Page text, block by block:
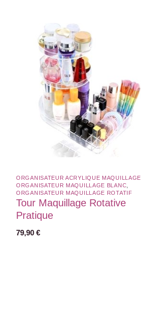
ORGANISATEUR ACRYLIQUE MAQUILLAGE
ORGANISATEUR MAQUILLAGE BLANC​
ORGANISATEUR MAQUILLAGE ROTATIF​
Tour Maquillage Rotative
Pratique
79,90 €